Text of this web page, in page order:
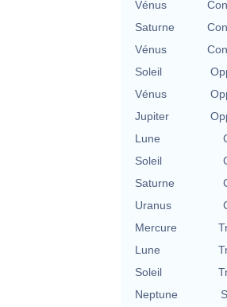
Vénus
Saturne
Vénus
Soleil
Vénus
Jupiter
Lune
Soleil
Saturne
Uranus
Mercure
Lune
Soleil
Neptune